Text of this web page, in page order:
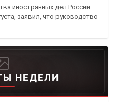
иностранных дел России
заявил, что руководство
НЕДЕЛИ